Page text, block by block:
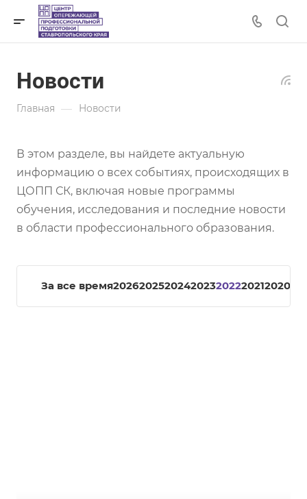
Новости
Главная — Новости
В этом разделе, вы найдете актуальную
информацию о всех событиях, происходящих в
ЦОПП СК, включая новые программы
обучения, исследования и последние новости
в области профессионального образования.
За все время2026202520242023202220212020